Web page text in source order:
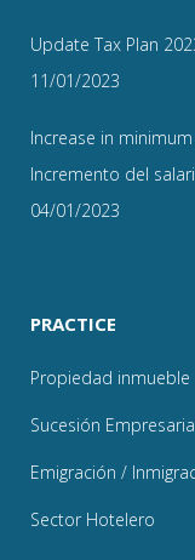
Update Tax Plan
11/01/2023
Increase in
Incremento del
04/01/2023
PRACTICE
Propiedad inmueble
Sucesión
Emigración /
Sector Hotelero